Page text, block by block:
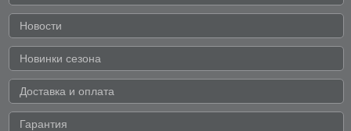
Новости
Новинки сезона
Доставка и оплата
Гарантия